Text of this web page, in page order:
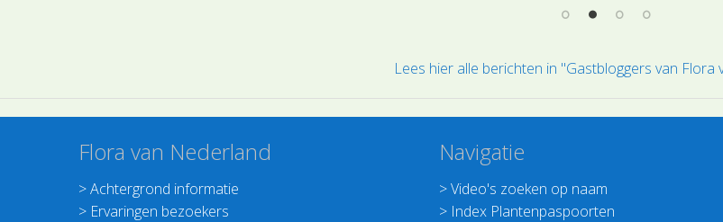
Lees hier alle berichten in "Gastbloggers van Flora
Flora van Nederland
>Achtergrond informatie
> Ervaringen bezoekers
Navigatie
>Video's zoeken op naam
> Index Plantenpaspoorten